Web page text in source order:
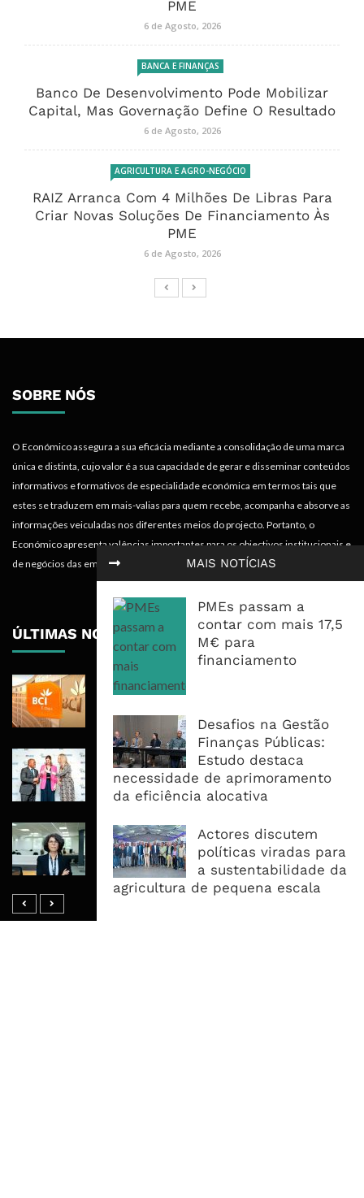
MAIS NOTÍCIAS
PMEs passam a
contar com mais 17,5
M€ para
financiamento
Desafios na Gestão
Finanças Públicas:
Estudo destaca
necessidade de aprimoramento
da eficiência alocativa
Actores discutem
políticas viradas para
a sustentabilidade da
agricultura de pequena escala
PME
6 de Agosto, 2026
BANCA E FINANÇAS
Banco De Desenvolvimento Pode Mobilizar
Capital, Mas Governação Define O Resultado
6 de Agosto, 2026
AGRICULTURA E AGRO-NEGÓCIO
RAIZ Arranca Com 4 Milhões De Libras Para
Criar Novas Soluções De Financiamento Às
PME
6 de Agosto, 2026
SOBRE NÓS
O Económico assegura a sua eficácia mediante a consolidação de uma marca
única e distinta, cujo valor é a sua capacidade de gerar e disseminar conteúdos
informativos e formativos de especialidade económica em termos tais que
estes se traduzem em mais-valias para quem recebe, acompanha e absorve as
informações veiculadas nos diferentes meios do projecto. Portanto, o
Económico apresenta valências importantes para os objectivos institucionais e
de negócios das empresas.
ÚLTIMAS NOTÍCIAS
BCI Lucra 3,34 Mil Milhões De
Recua 5,5%
RAIZ Arranca Com 4 Milhões De
Libras Para Criar Novas Soluções De
Financiamento Às PME
Banco De Desenvolvimento Pode
Mobilizar Capital, Mas Governação
Define O Resultado